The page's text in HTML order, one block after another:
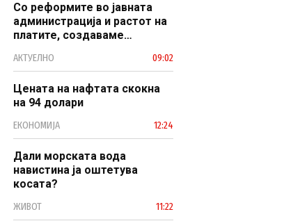
Со реформите во јавната
администрација и растот на
платите, создаваме
модерен јавен сектор
АКТУЕЛНО 09:02
Цената на нафтата скокна
на 94 долари
ЕКОНОМИЈА 12:24
Дали морската вода
навистина ја оштетува
косата?
ЖИВОТ 11:22